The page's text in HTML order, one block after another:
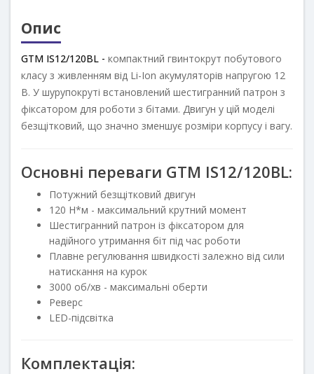
Опис
GTM IS12/120BL - компактний гвинтокрут побутового
класу з живленням від Li-Ion акумуляторів напругою 12
В. У шурупокруті встановлений шестигранний патрон з
фіксатором для роботи з бітами. Двигун у цій моделі
безщітковий, що значно зменшує розміри корпусу і вагу.
Основні переваги GTM IS12/120BL:
Потужний безщітковий двигун
120 Н*м - максимальний крутний момент
Шестигранний патрон із фіксатором для
надійного утримання біт під час роботи
Плавне регулювання швидкості залежно від сили
натискання на курок
3000 об/хв - максимальні оберти
Реверс
LED-підсвітка
Комплектація: